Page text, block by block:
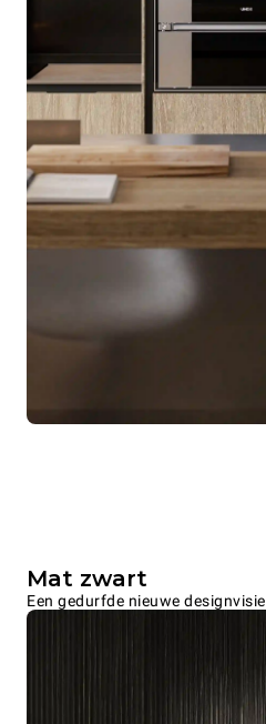
Mat zwart
Een gedurfde nieuwe designvisie